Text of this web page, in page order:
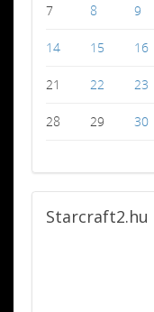
7 8 9
14 15 16
21 22 23
28 29 30
Starcraft2.hu